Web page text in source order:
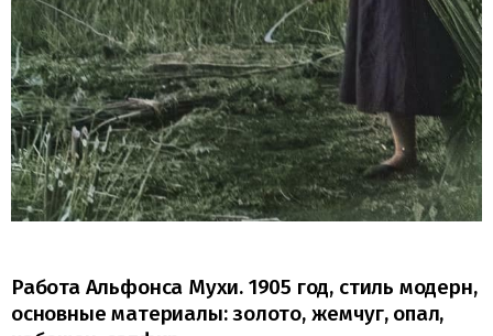
Работа Альфонса Мухи. 1905 год, стиль модерн,
основные материалы: золото, жемчуг, опал,